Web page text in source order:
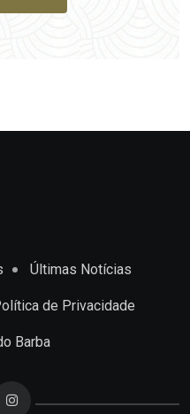
Últimas Notícias
de Privacidade
Barba